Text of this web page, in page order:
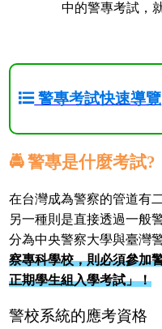
中的警專考試，
警專考試快速導覽
🚔 警專是什麼考試?
在台灣成為警察的管道有
另一種則是直接透過一般
分為中央警察大學與臺灣
察專科學校，則必須參加
正期學生組入學考試」！
警校系統的應考資格